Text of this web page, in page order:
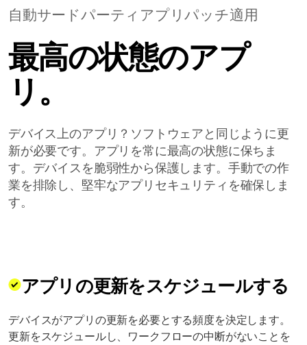
自動サードパーティアプリパッチ適用
最高の状態のアプ
リ。
デバイス上のアプリ？ソフトウェアと同じように更
新が必要です。アプリを常に最高の状態に保ちま
す。デバイスを脆弱性から保護します。手動での作
業を排除し、堅牢なアプリセキュリティを確保しま
す。
アプリの更新をスケジュールする
デバイスがアプリの更新を必要とする頻度を決定します。
更新をスケジュールし、ワークフローの中断がないことを